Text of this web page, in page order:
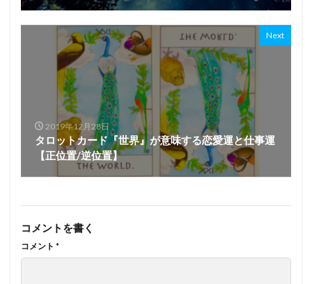
Next
2019年12月28日
タロットカード『世界』が意味する恋愛運と仕事運
【正位置/逆位置】
コメントを書く
コメント *